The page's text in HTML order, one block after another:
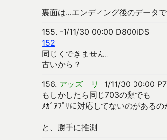
裏面は…エンディング後のデータ
155. -1/11/30 00:00 D800iDS
152
同じくできません。
古いから？
156. アッズーリ -1/11/30 00:00
もしかしたら同じ703の類でも
ﾒｶﾞｱﾌﾟﾘに対応してないのがあるの
と、勝手に推測